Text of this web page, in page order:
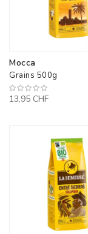
Mocca
Grains 500g
13,95 CHF